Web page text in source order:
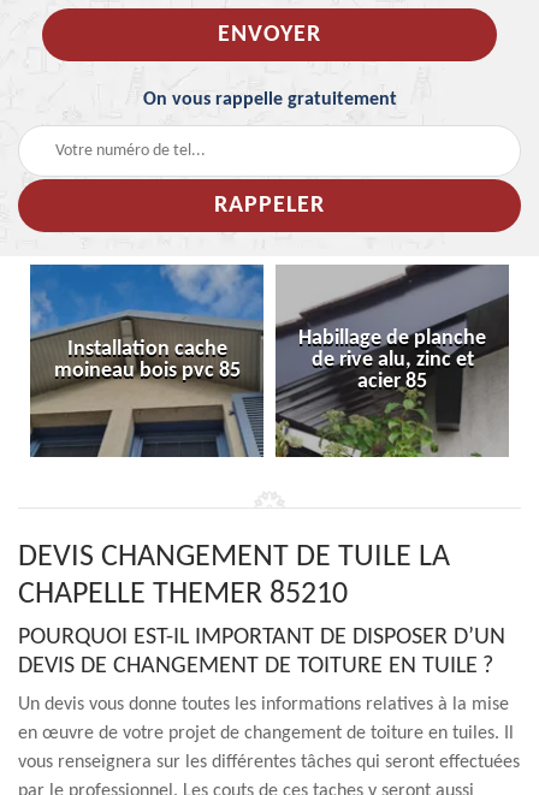
On vous rappelle gratuitement
Installation cache
moineau bois pvc 85
Habillage de planche
de rive alu, zinc et
acier 85
DEVIS CHANGEMENT DE TUILE LA
CHAPELLE THEMER 85210
POURQUOI EST-IL IMPORTANT DE DISPOSER D’UN
DEVIS DE CHANGEMENT DE TOITURE EN TUILE ?
Un devis vous donne toutes les informations relatives à la mise
en œuvre de votre projet de changement de toiture en tuiles. Il
vous renseignera sur les différentes tâches qui seront effectuées